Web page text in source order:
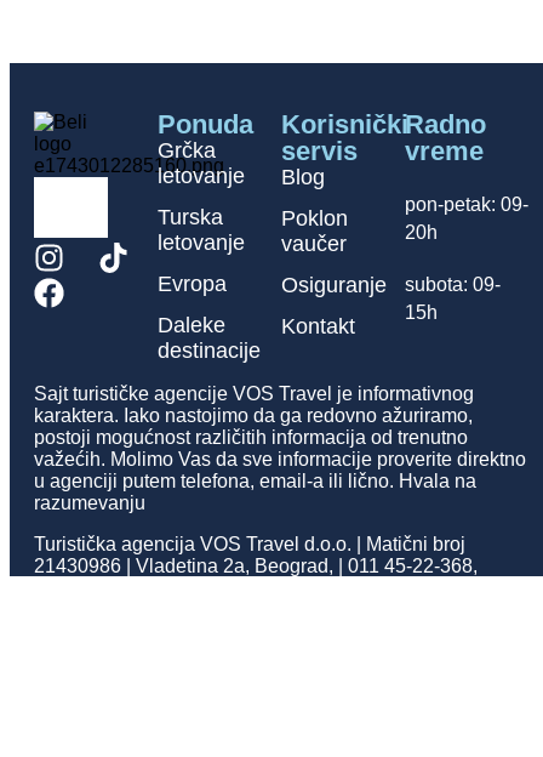
Ponuda
Grčka
letovanje
Turska
letovanje
Evropa
Daleke
destinacije
Korisnički
servis
Blog
Poklon
vaučer
Osiguranje
Kontakt
Radno
vreme
pon-petak: 09-
20h
subota: 09-
15h
Sajt turističke agencije VOS Travel je informativnog
karaktera. Iako nastojimo da ga redovno ažuriramo,
postoji mogućnost različitih informacija od trenutno
važećih. Molimo Vas da sve informacije proverite direktno
u agenciji putem telefona, email-a ili lično. Hvala na
razumevanju
Turistička agencija VOS Travel d.o.o. | Matični broj
21430986 | Vladetina 2a, Beograd, | 011 45-22-368,